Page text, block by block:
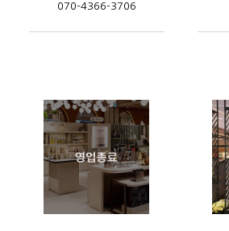
070-4366-3706